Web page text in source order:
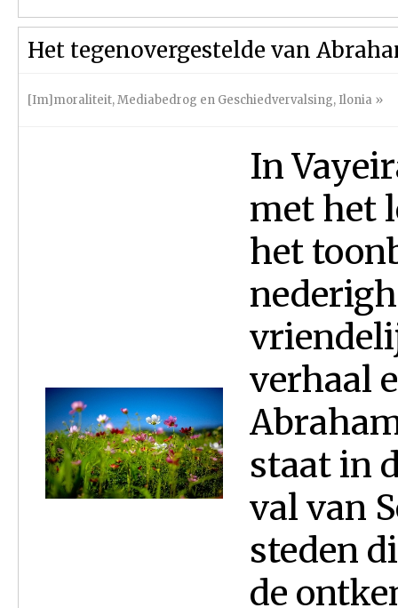
Het tegenovergestelde van
[Im]moraliteit,Mediabedrog en Geschiedvervalsing, Ilonia »
In
met het
het
verhaal
staat in
val van
steden
de